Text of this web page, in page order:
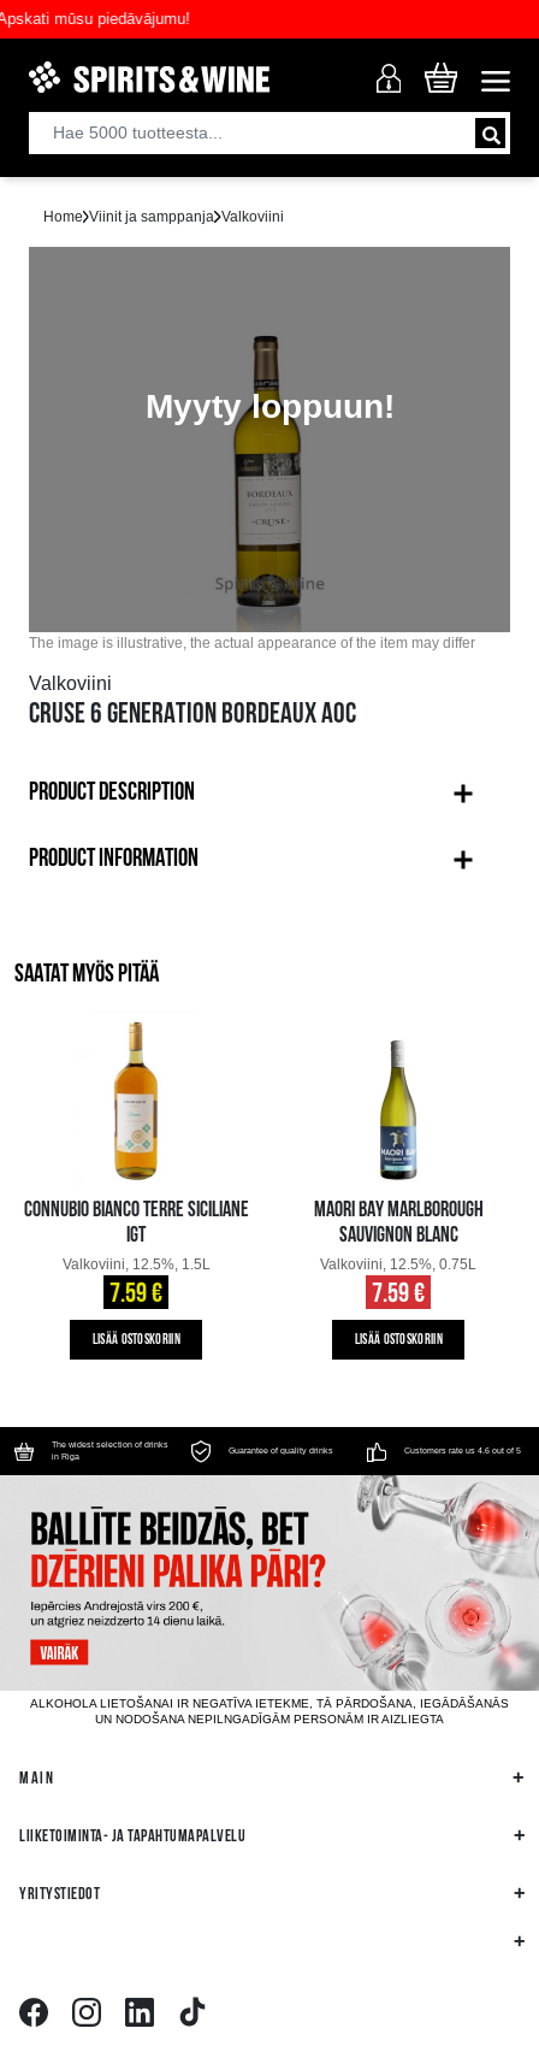
mūsu piedāvājumu!
Home Viinit ja samppanja Valkoviini
Myyty loppuun!
The image is illustrative, the actual appearance of the item may differ
Valkoviini
CRUSE 6 GENERATION BORDEAUX AOC
PRODUCT DESCRIPTION
PRODUCT INFORMATION
SAATAT MYÖS PITÄÄ
CONNUBIO BIANCO TERRE SICILIANE
IGT
Valkoviini, 12.5%, 1.5L
7.59 €
LISÄÄ OSTOSKORIIN
MAORI BAY MARLBOROUGH
SAUVIGNON BLANC
Valkoviini, 12.5%, 0.75L
7.59 €
LISÄÄ OSTOSKORIIN
The widest selection of drinks
in Riga
Guarantee of quality drinks Customers rate us 4.6 out of 5
ALKOHOLA LIETOŠANAI IR NEGATĪVA IETEKME, TĀ PĀRDOŠANA, IEGĀDĀŠANĀS
UN NODOŠANA NEPILNGADĪGĀM PERSONĀM IR AIZLIEGTA
MAIN
LIIKETOIMINTA- JA TAPAHTUMAPALVELU
YRITYSTIEDOT